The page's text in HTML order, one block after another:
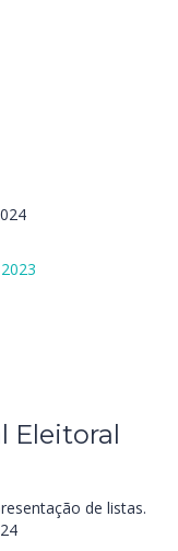
Eleitoral
de listas.